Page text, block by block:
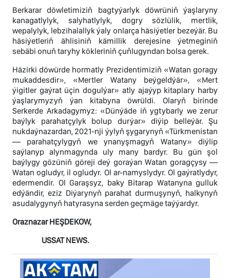
Berkarar döwletimiziň bagtyýarlyk döwrüniň ýaşlaryny
kanagatlylyk, salyhatlylyk, dogry sözlülik, mertlik,
wepalylyk, lebzihalallyk ýaly onlarça häsiýetler bezeýär. Bu
häsiýetleriň ählisiniň kämillik derejesine ýetmeginiň
sebäbi onuň taryhy kökleriniň çuňlugyndan bolsa gerek.
Häzirki döwürde hormatly Prezidentimiziň «Watan goragy
mukaddesdir», «Mertler Watany beýgeldýär», «Mert
ýigitler gaýrat üçin dogulýar» atly ajaýyp kitaplary harby
ýaşlarymyzyň ýan kitabyna öwrüldi. Olaryň birinde
Serkerde Arkadagymyz: «Dünýäde iň ygtybarly we zerur
baýlyk parahatçylyk bolup durýar» diýip belleýär. Şu
nukdaýnazardan, 2021-nji ýylyň şygarynyň «Türkmenistan
— parahatçylygyň we ynanyşmagyň Watany» diýlip
saýlanyp alynmagynda uly many bardyr. Bu gün şol
baýlygy gözüniň göreji deý goraýan Watan goragçysy —
Watan ogludyr, il ogludyr. Ol ar-namyslydyr. Ol gaýratlydyr,
edermendir. Ol Garaşsyz, baky Bitarap Watanyna gulluk
edýändir, eziz Diýarynyň parahat durmuşynyň, halkynyň
asudalygynyň hatyrasyna serden geçmäge taýýardyr.
Oraznazar HEŞDEKOW,
USSAT NEWS.